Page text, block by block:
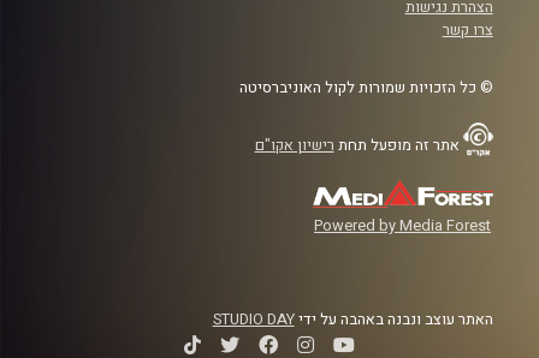
הצהרת נגישות
צרו קשר
© כל הזכויות שמורות לקול האוניברסיטה
אתר זה מופעל תחת רישיון אקו"ם
Powered by Media Forest
האתר עוצב ונבנה באהבה על ידיSTUDIO DAY